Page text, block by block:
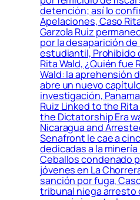
detención; así lo
Apelaciones, Caso
Garzola Ruiz
por la desaparición
estudiantil, Prohibido
Rita Wald, ¿Quién fue
Wald: la aprehensión
abre un nuevo
investigación,
Ruiz Linked to the
the Dictatorship Era
Nicaragua and
Senafront le cae a
dedicadas a la
Ceballos condenado
jóvenes en La
sanción por fuga,
tribunal niega arresto